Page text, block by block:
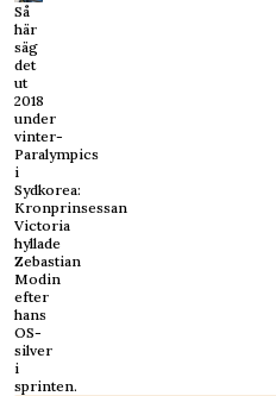
Så
här
säg
det
ut
2018
under
vinter-
Paralympics
i
Sydkorea:
Kronprinsessan
Victoria
hyllade
Zebastian
Modin
efter
hans
OS-
silver
i
sprinten.